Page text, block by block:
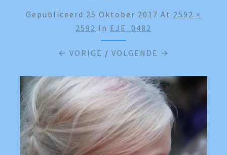
Gepubliceerd 25 Oktober 2017 At 2592 ×
2592 In EJE_0482
← VORIGE / VOLGENDE →